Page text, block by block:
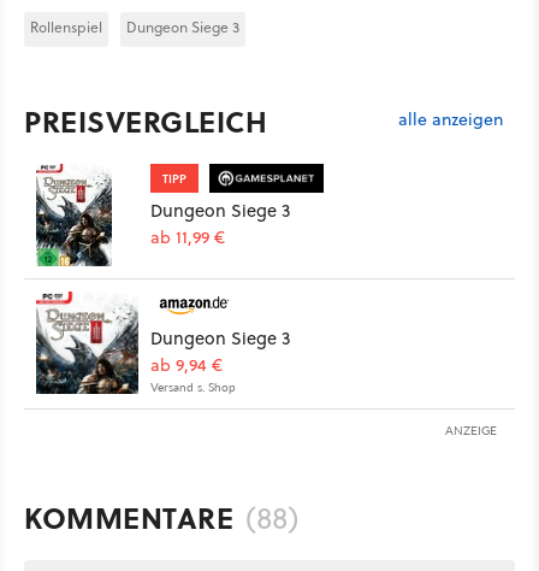
Rollenspiel Dungeon Siege 3
PREISVERGLEICH alle anzeigen
TIPP
Dungeon Siege 3
ab 11,99 €
Dungeon Siege 3
ab 9,94 €
Versand s. Shop
ANZEIGE
KOMMENTARE (88)